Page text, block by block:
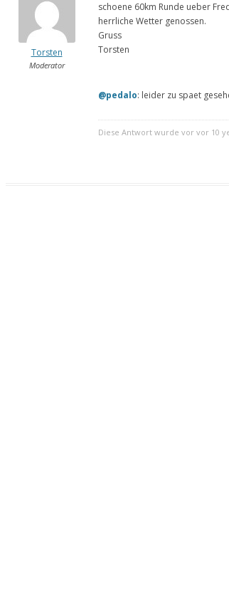
Torsten
Moderator
schoene 60km Runde ueber
herrliche Wetter genossen.
Gruss
Torsten
@pedalo: leider zu spaet
Diese Antwort wurde vor vor 10